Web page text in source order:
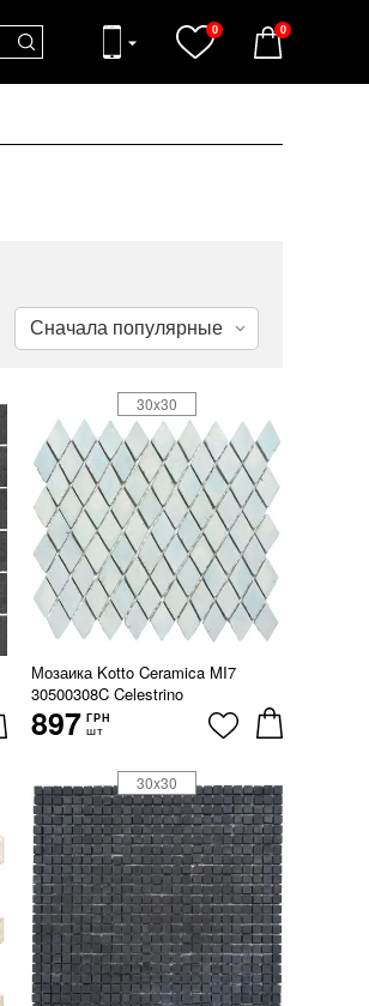
0 0
Мозаика Kotto Ceramica MI7
30500308C Celestrino
897 ГРН
шт
30x30
30x30